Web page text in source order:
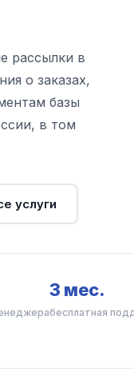
рассылки в
о заказах,
базы
в том
услуги
3 мес.
бесплатная